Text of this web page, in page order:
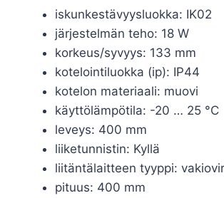
iskunkestävyysluokka: IK02
järjestelmän teho: 18 W
korkeus/syvyys: 133 mm
kotelointiluokka (ip): IP44
kotelon materiaali: muovi
käyttölämpötila: -20 … 25 °C
leveys: 400 mm
liiketunnistin: Kyllä
liitäntälaitteen tyyppi:
pituus: 400 mm